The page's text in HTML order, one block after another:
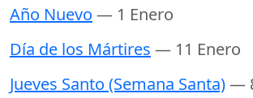
Año Nuevo — 1 Enero
Día de los Mártires — 11 Enero
Jueves Santo (Semana Santa)—